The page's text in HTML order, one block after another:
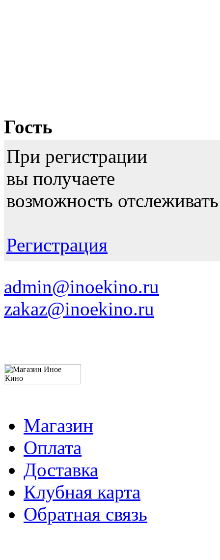
Гость
При регистрации
вы получаете
возможность
Регистрация
admin@inoekino.ru
zakaz@inoekino.ru
Магазин
Оплата
Доставка
Клубная карта
Обратная связь